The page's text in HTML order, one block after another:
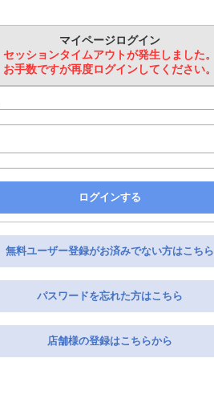
マイページログイン
セッションタイムアウトが発生しました。
お手数ですが再度ログインしてください。
ログインする
無料ユーザー登録がお済みでない方はこちら
パスワードを忘れた方はこちら
店舗様の登録はこちらから